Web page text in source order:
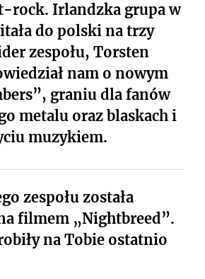
rock. Irlandzka grupa w
do polski na trzy
zespołu, Torsten
nam o nowym
graniu dla fanów
metalu oraz blaskach i
muzykiem.
zespołu została
filmem „Nightbreed”.
na Tobie ostatnio